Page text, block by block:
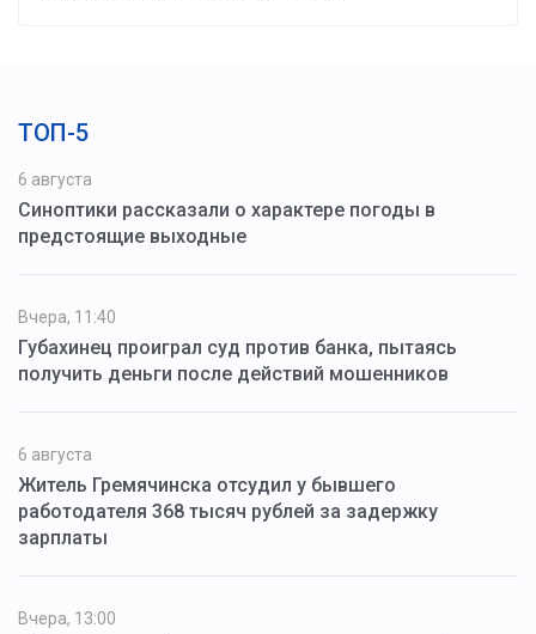
ТОП-5
6 августа
Синоптики рассказали о характере погоды в
предстоящие выходные
Вчера, 11:40
Губахинец проиграл суд против банка, пытаясь
получить деньги после действий мошенников
6 августа
Житель Гремячинска отсудил у бывшего
работодателя 368 тысяч рублей за задержку
зарплаты
Вчера, 13:00